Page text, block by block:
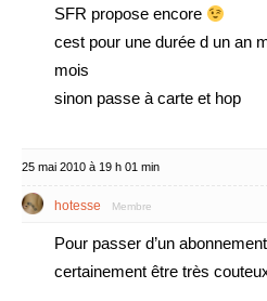
SFR propose encore
cest pour une durée d un an
mois
sinon passe à carte et hop
25 mai 2010 à 19 h 01 min
hotesse Membre
Pour passer d’un
certainement être très